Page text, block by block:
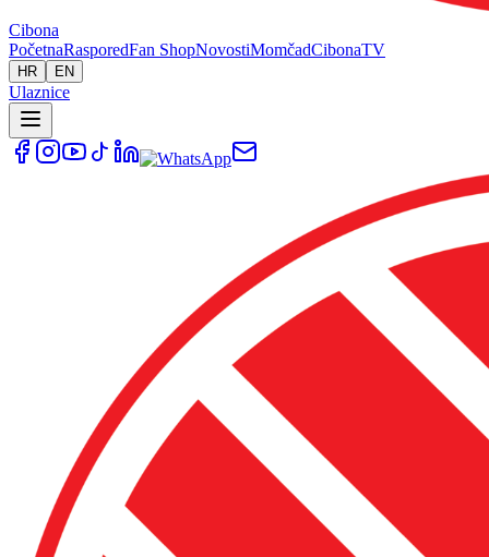
Cibona
PočetnaRasporedFan ShopNovostiMomčadCibonaTV
HR EN
Ulaznice